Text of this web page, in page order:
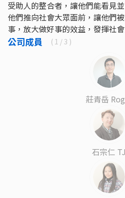
受助人的整合者，讓他們能看見
他們推向社會大眾面前，讓他們
事，放大做好事的效益，發揮社會
公司成員 ( 1 / 3 )
莊青岳
石宗仁 TJ